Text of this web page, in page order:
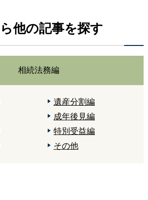
他の記事を探す
相続法務編
遺産分割編
成年後見編
特別受益編
その他